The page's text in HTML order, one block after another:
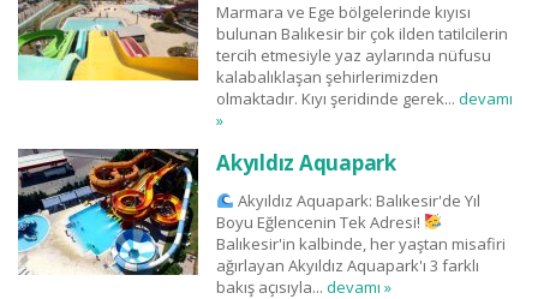
Marmara ve Ege bölgelerinde kıyısı
bulunan Balıkesir bir çok ilden tatilcilerin
tercih etmesiyle yaz aylarında nüfusu
kalabalıklaşan şehirlerimizden
olmaktadır. Kıyı şeridinde gerek... devamı
»
Akyıldız Aquapark
Akyıldız Aquapark: Balıkesir'de Yıl
Boyu Eğlencenin Tek Adresi!
Balıkesir'in kalbinde, her yaştan misafiri
ağırlayan Akyıldız Aquapark'ı 3 farklı
bakış açısıyla... devamı »